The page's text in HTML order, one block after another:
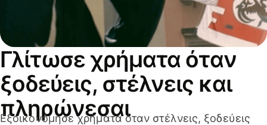
Γλίτωσε χρήματα όταν
ξοδεύεις, στέλνεις και
πληρώνεσαι
Εξοικονόμησε χρήματα όταν στέλνεις, ξοδεύεις